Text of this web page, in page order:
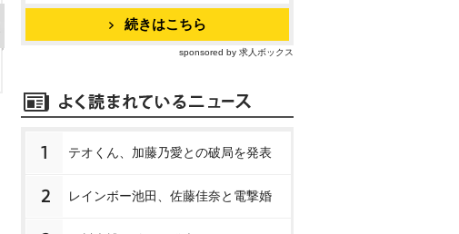
続きはこちら
sponsored by 求人ボックス
1 テオくん、加藤乃愛との破局を発表
2 レインボー池田、佐藤佳奈と電撃婚